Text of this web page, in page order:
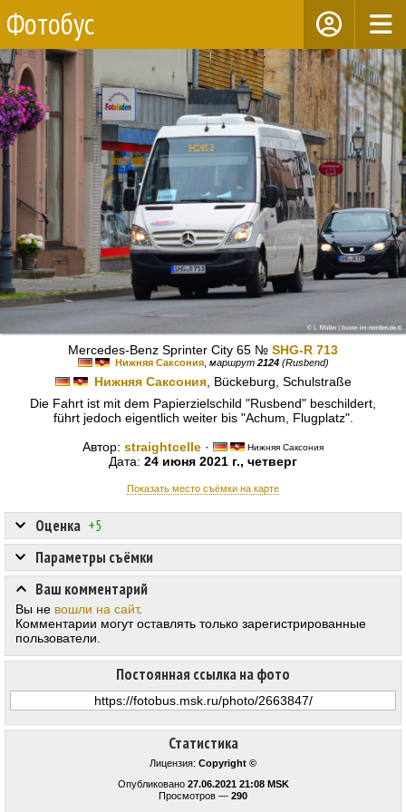
Фотобус
Mercedes-Benz Sprinter City 65 № SHG-R 713
Нижняя Саксония, маршрут 2124(Rusbend)
Нижняя Саксония, Bückeburg, Schulstraße
Die Fahrt ist mit dem Papierzielschild "Rusbend" beschildert,
führt jedoch eigentlich weiter bis "Achum, Flugplatz".
Автор: straightcelle · Нижняя Саксония
Дата: 24 июня 2021 г., четверг
Показать место съёмки на карте
Статистика
Лицензия: Copyright ©
Опубликовано 27.06.2021 21:08 MSK
Просмотров — 290
Оценка +5
Постоянная ссылка на фото
Параметры съёмки
Ваш комментарий
Вы не вошли на сайт.
Комментарии могут оставлять только зарегистрированные
пользователи.